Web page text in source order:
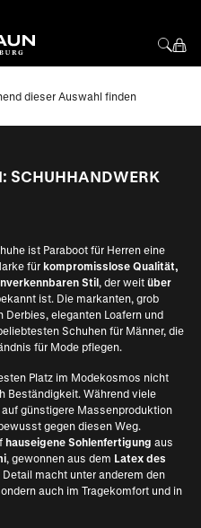
dieser Auswahl finden
SCHUHHANDWERK
ist Paraboot für Herren eine
für kompromisslose Qualität,
Stil, der weit über
ist. Die markanten, grob
eleganten Loafern und
Schuhen für Männer, die
für Mode pflegen.
Platz im Modekosmos nicht
Beständigkeit. Während viele
günstigere Massenproduktion
gegen diesen Weg.
hauseigene Sohlenfertigung aus
, gewonnen aus dem Latex des
Detail macht unter anderem den
auch im Tragekomfort und in